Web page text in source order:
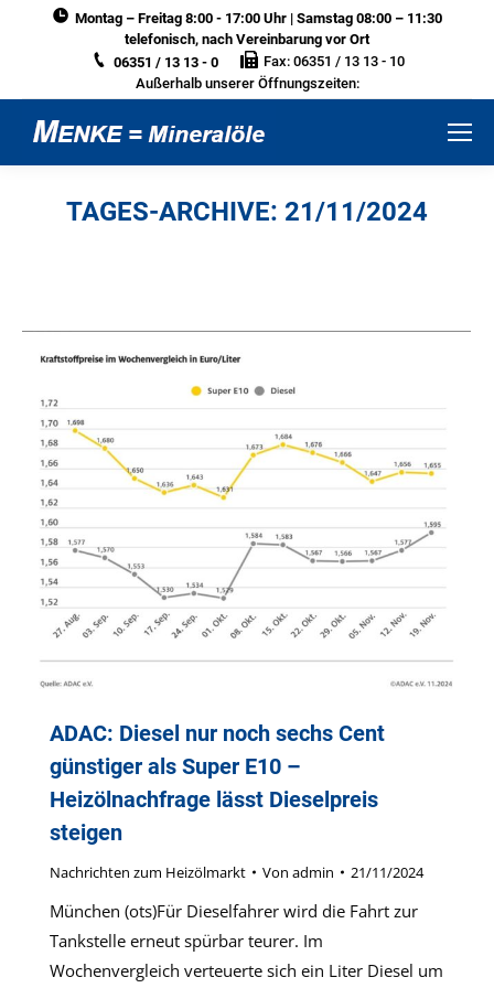
Montag – Freitag 8:00 - 17:00 Uhr | Samstag 08:00 – 11:30
telefonisch, nach Vereinbarung vor Ort
06351 / 13 13 - 0
Fax: 06351 / 13 13 - 10
Außerhalb unserer Öffnungszeiten:
TAGES-ARCHIVE: 21/11/2024
ADAC: Diesel nur noch sechs Cent
günstiger als Super E10 –
Heizölnachfrage lässt Dieselpreis
steigen
Nachrichten zum Heizölmarkt Von admin 21/11/2024
München (ots)Für Dieselfahrer wird die Fahrt zur
Tankstelle erneut spürbar teurer. Im
Wochenvergleich verteuerte sich ein Liter Diesel um